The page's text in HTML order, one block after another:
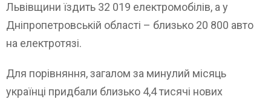
Львівщини їздить 32 019 електромобілів, а у
Дніпропетровській області – близько 20 800 авто
на електротязі.
Для порівняння, загалом за минулий місяць
українці придбали близько 4,4 тисячі нових